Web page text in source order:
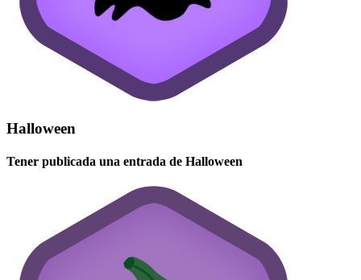
Halloween
Tener publicada una entrada de Halloween